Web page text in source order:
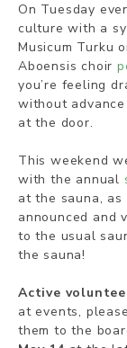
On Tuesday
culture with a
Musicum Turku
Aboensis choir
you’re feeling
without
at the door.
This weekend
with the annual
at the sauna,
announced and
to the usual
the sauna!
Active
at events,
them to the